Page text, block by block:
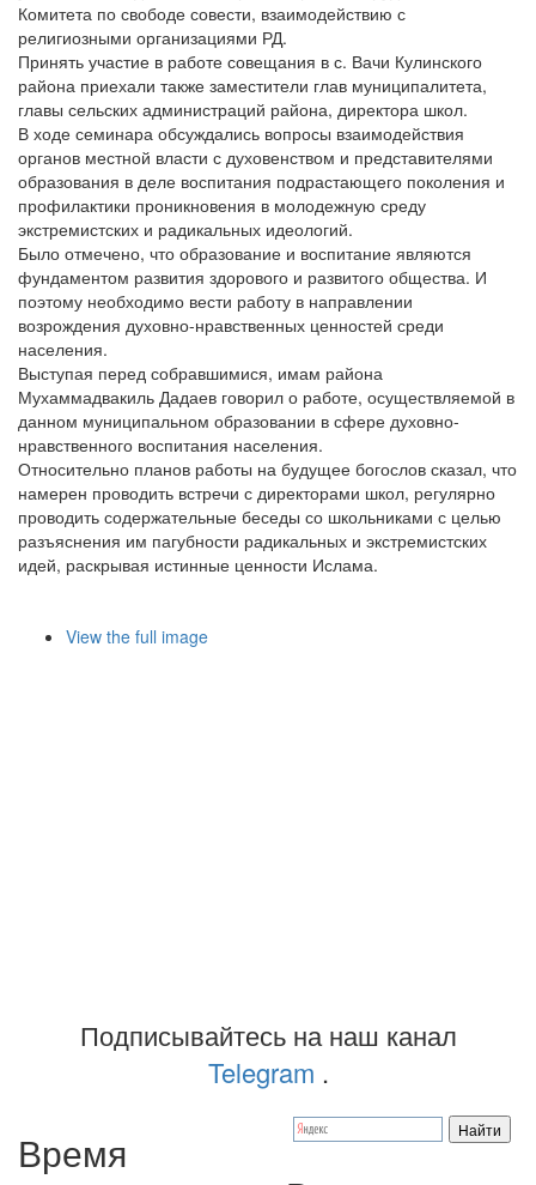
Комитета по свободе совести, взаимодействию с
религиозными организациями РД.
Принять участие в работе совещания в с. Вачи Кулинского
района приехали также заместители глав муниципалитета,
главы сельских администраций района, директора школ.
В ходе семинара обсуждались вопросы взаимодействия
органов местной власти с духовенством и представителями
образования в деле воспитания подрастающего поколения и
профилактики проникновения в молодежную среду
экстремистских и радикальных идеологий.
Было отмечено, что образование и воспитание являются
фундаментом развития здорового и развитого общества. И
поэтому необходимо вести работу в направлении
возрождения духовно-нравственных ценностей среди
населения.
Выступая перед собравшимися, имам района
Мухаммадвакиль Дадаев говорил о работе, осуществляемой в
данном муниципальном образовании в сфере духовно-
нравственного воспитания населения.
Относительно планов работы на будущее богослов сказал, что
намерен проводить встречи с директорами школ, регулярно
проводить содержательные беседы со школьниками с целью
разъяснения им пагубности радикальных и экстремистских
идей, раскрывая истинные ценности Ислама.
View the full image
Подписывайтесь на наш канал
Telegram .
Время